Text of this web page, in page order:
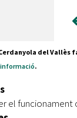
del
.
el